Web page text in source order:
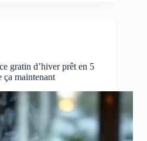
gratin d’hiver prêt en 5
ça maintenant